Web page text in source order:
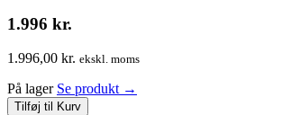
1.996 kr.
1.996,00 kr. ekskl. moms
På lager Se produkt →
Tilføj til Kurv